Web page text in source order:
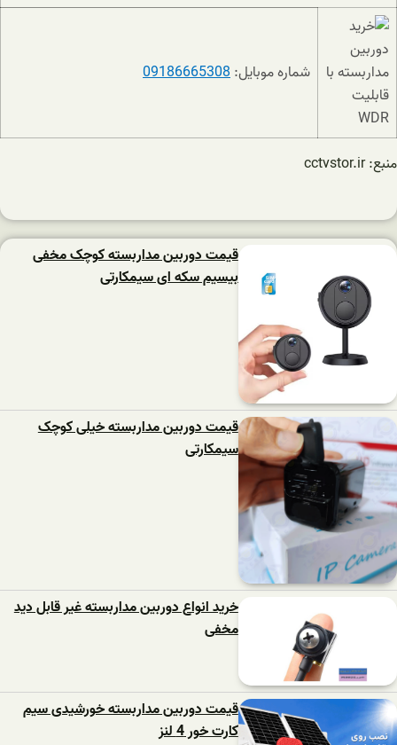
شماره موبایل:09186665308
منبع: cctvstor.ir
قیمت دوربین مداربسته کوچک مخفی
بیسیم سکه ای سیمکارتی
قیمت دوربین مداربسته خیلی کوچک
سیمکارتی
خرید انواع دوربین مداربسته غیر قابل دید
مخفی
قیمت دوربین مداربسته خورشیدی سیم
کارت خور 4 لنز